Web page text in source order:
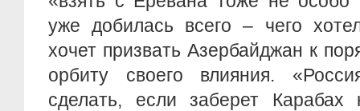
уже добилась всего – чего
хочет призвать Азербайджан к
орбиту своего влияния.
сделать, если заберет